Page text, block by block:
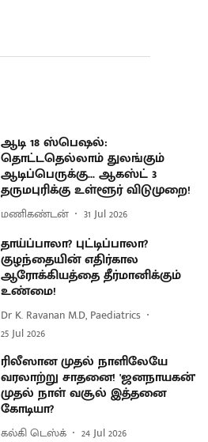
ஆடி 18 ஸ்பெஷல்:
தொட்டதெல்லாம் துலங்கும்
ஆடிப்பெருக்கு... ஆகஸ்ட் 3
தருமபுரிக்கு உள்ளூர் விடுமுறை!
மணிகண்டன் 31 Jul 2026
தாய்ப்பாலா? புட்டிப்பாலா?
குழந்தையின் எதிர்கால
ஆரோக்கியத்தை தீர்மானிக்கும்
உண்மை!
Dr K. Ravanan M.D, Paediatrics
25 Jul 2026
ரிலீஸான முதல் நாளிலேயே
வரலாற்று சாதனை! 'ஜனநாயகன்'
முதல் நாள் வசூல் இத்தனை
கோடியா?
கல்கி டெஸ்க் 24 Jul 2026